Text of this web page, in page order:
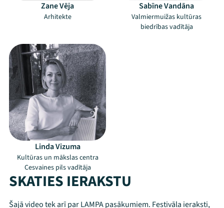
Mana programma
Zane Vēja
Arhitekte
Sabīne Vandāna
Valmiermuižas kultūras
biedrības vadītāja
Linda Vizuma
Kultūras un mākslas centra
Cesvaines pils vadītāja
SKATIES IERAKSTU
Šajā video tek arī par LAMPA pasākumiem. Festivāla ieraksti,